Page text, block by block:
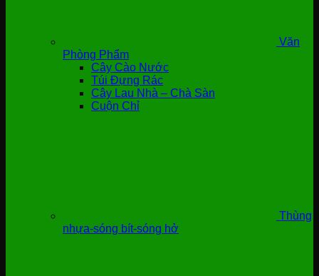
Văn
Phòng Phẩm
Cây Cào Nước
Túi Đựng Rác
Cây Lau Nhà – Chà Sàn
Cuộn Chỉ
Thùng
nhựa-sóng bít-sóng hở